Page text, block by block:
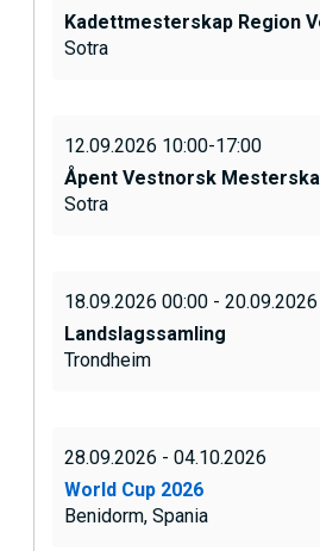
I
E
Kadettmesterskap Region
Sotra
12.09.2026 10:00-17:00
Åpent Vestnorsk
Sotra
18.09.2026 00:00 -
Landslagssamling
Trondheim
28.09.2026 - 04.10.2026
World Cup 2026
Benidorm, Spania